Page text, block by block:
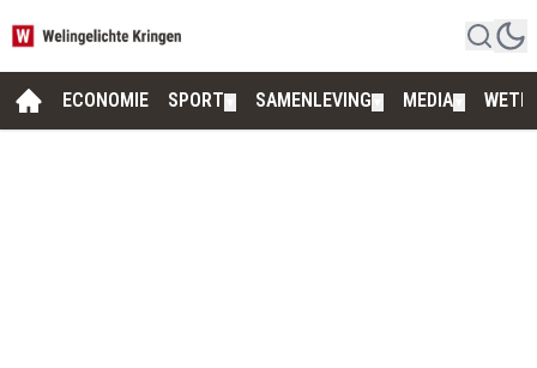
ECONOMIE SPORT SAMENLEVING MEDIA